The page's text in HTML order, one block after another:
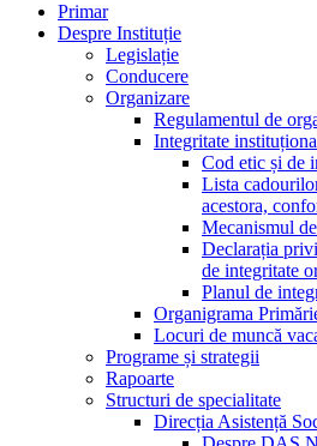
Primar
Despre Instituție
Legislație
Conducere
Organizare
Regulamentul de
Integritate
Cod etic și de
Lista
acestora,
Mecanismul
Declarația
de integritate
Planul de
Organigrama
Locuri de muncă
Programe și strategii
Rapoarte
Structuri de specialitate
Direcția Asistență